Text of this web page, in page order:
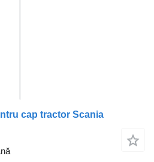
cap tractor Scania